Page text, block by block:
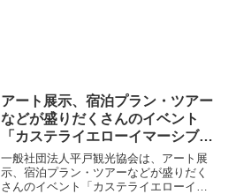
アート展示、宿泊プラン・ツアー
などが盛りだくさんのイベント
「カステライエローイマーシブ」
を12月7日～28日開催！
一般社団法人平戸観光協会は、アート展
示、宿泊プラン・ツアーなどが盛りだく
さんのイベント「カステライエローイマ